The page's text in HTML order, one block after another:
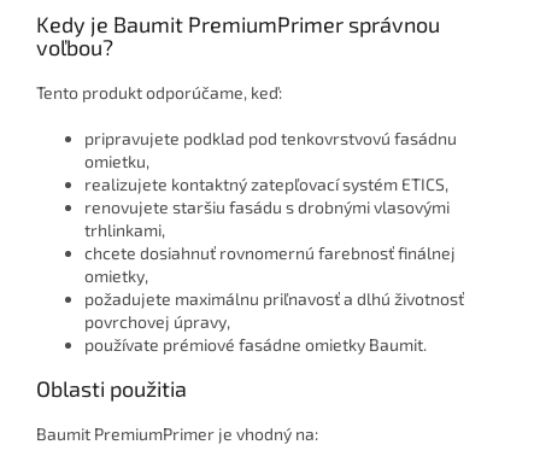
Kedy je Baumit PremiumPrimer správnou
voľbou?
Tento produkt odporúčame, keď:
pripravujete podklad pod tenkovrstvovú fasádnu
omietku,
realizujete kontaktný zatepľovací systém ETICS,
renovujete staršiu fasádu s drobnými vlasovými
trhlinkami,
chcete dosiahnuť rovnomernú farebnosť finálnej
omietky,
požadujete maximálnu priľnavosť a dlhú životnosť
povrchovej úpravy,
používate prémiové fasádne omietky Baumit.
Oblasti použitia
Baumit PremiumPrimer je vhodný na: